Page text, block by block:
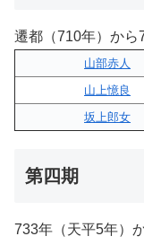
遷都（710年）から
山部赤人
山上憶良
坂上郎女
第四期
733年（天平5年）